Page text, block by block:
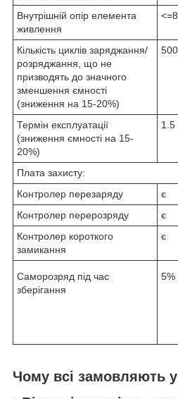
Внутрішній опір елемента
живлення
Кількість циклів заряджання/
розряджання, що не
призводять до значного
зменшення ємності
(зниження на 15-20%)
Термін експлуатації
(зниження ємності на 15-
20%)
1.5
Плата захисту:
Контролер перезаряду
є
Контролер перерозряду
є
Контролер короткого
замикання
є
Саморозряд під час
зберігання
5%
Чому всі замовляють